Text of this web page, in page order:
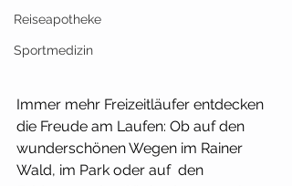
Reiseapotheke
Sportmedizin
Immer mehr Freizeitläufer entdecken
die Freude am Laufen: Ob auf den
wunderschönen Wegen im Rainer
Wald, im Park oder auf  den